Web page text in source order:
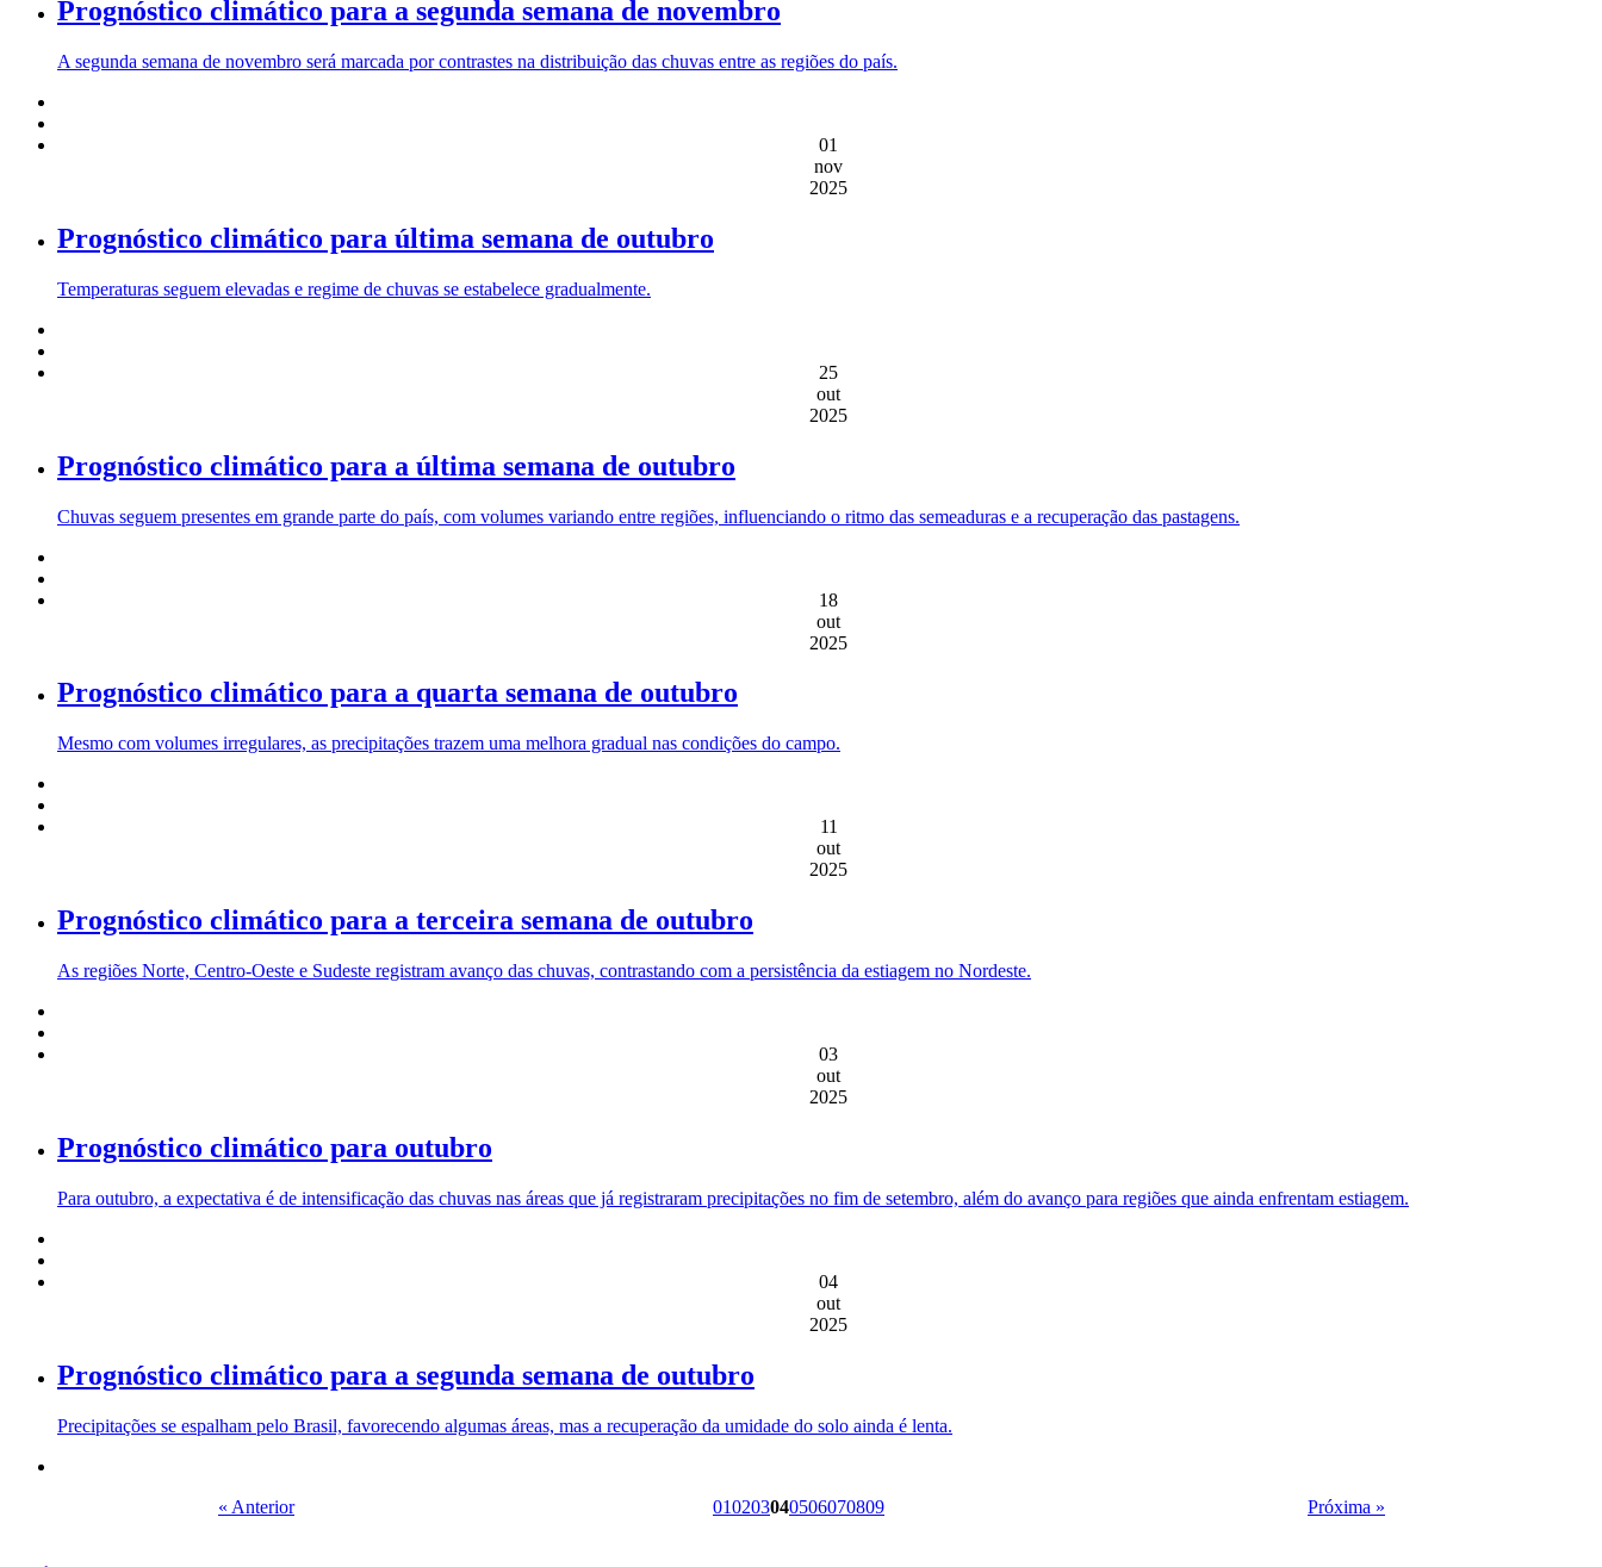
Prognóstico climático para a segunda semana de novembro
A segunda semana de novembro será marcada por contrastes na distribuição das chuvas entre as regiões do país.
01
nov
2025
Prognóstico climático para última semana de outubro
Temperaturas seguem elevadas e regime de chuvas se estabelece gradualmente.
25
out
2025
Prognóstico climático para a última semana de outubro
Chuvas seguem presentes em grande parte do país, com volumes variando entre regiões, influenciando o ritmo das semeaduras e a recuperação das pastagens.
18
out
2025
Prognóstico climático para a quarta semana de outubro
Mesmo com volumes irregulares, as precipitações trazem uma melhora gradual nas condições do campo.
11
out
2025
Prognóstico climático para a terceira semana de outubro
As regiões Norte, Centro-Oeste e Sudeste registram avanço das chuvas, contrastando com a persistência da estiagem no Nordeste.
03
out
2025
Prognóstico climático para outubro
Para outubro, a expectativa é de intensificação das chuvas nas áreas que já registraram precipitações no fim de setembro, além do avanço para regiões que ainda enfrentam estiagem.
04
out
2025
Prognóstico climático para a segunda semana de outubro
Precipitações se espalham pelo Brasil, favorecendo algumas áreas, mas a recuperação da umidade do solo ainda é lenta.
« Anterior 010203040506070809 Próxima »